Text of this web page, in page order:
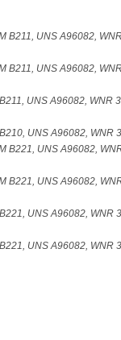
B211, UNS A96082,
B211, UNS A96082,
UNS A96082, WNR
UNS A96082, WNR
B221, UNS A96082,
B221, UNS A96082,
UNS A96082, WNR
UNS A96082, WNR